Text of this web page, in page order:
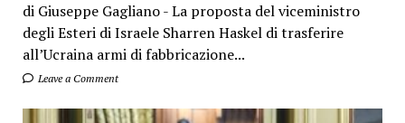
di Giuseppe Gagliano - La proposta del viceministro
degli Esteri di Israele Sharren Haskel di trasferire
all’Ucraina armi di fabbricazione...
Leave a Comment